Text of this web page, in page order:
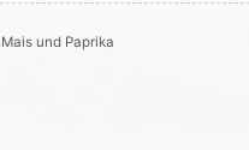
und Paprika